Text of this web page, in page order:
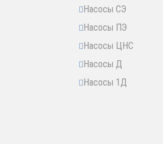
Насосы СЭ
Насосы ПЭ
Насосы ЦНС
Насосы Д
Насосы 1Д